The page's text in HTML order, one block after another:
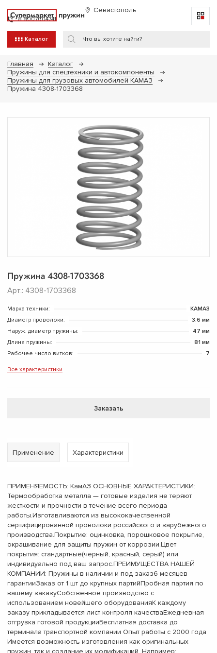
Супермаркет пружин Севастополь
8 8007004741
Каталог
Главная
Каталог
Пружины для спецтехники и автокомпоненты
Пружины для грузовых автомобилей КАМАЗ
Пружина 4308-1703368
Пружина 4308-1703368
Арт.: 4308-1703368
Марка техники:
КАМАЗ
Диаметр проволоки:
3.6 мм
Наруж. диаметр пружины:
47 мм
Длина пружины:
81 мм
Рабочее число витков:
7
Все характеристики
Заказать
Применение Характеристики
ПРИМЕНЯЕМОСТЬ: КамАЗ ОСНОВНЫЕ ХАРАКТЕРИСТИКИ:
Термообработка металла — готовые изделия не теряют
жесткости и прочности в течение всего периода
работы.Изготавливаются из высококачественной
сертифицированной проволоки российского и зарубежного
производства.Покрытие: оцинковка, порошковое покрытие,
окрашивание для защиты пружин от коррозии.Цвет
покрытия: стандартные(черный, красный, серый) или
индивидуально под ваш запрос.ПРЕИМУЩЕСТВА НАШЕЙ
КОМПАНИИ: Пружины в наличии и под заказ6 месяцев
гарантииЗаказ от 1 шт до крупных партийПробная партия по
вашему заказуСобственное производство с
использованием новейшего оборудованияК каждому
заказу прикладывается лист контроля качестваЕжедневная
отгрузка готовой продукцииБесплатная доставка до
терминала транспортной компании Опыт работы с 2000 года
Имеется возможность изготовления как оригинальных